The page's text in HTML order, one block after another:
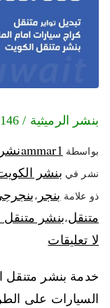
بنشر الرميثية / 98080146‬ / كهرباء وبنشر متنقل الرميثية
بواسطة ammar1
نشر في بنشر
ذو علامة بنجر ،
متنقل،بنشر متنقل
لا تعليقات
خدمة بنشر متنقل
السيارات على